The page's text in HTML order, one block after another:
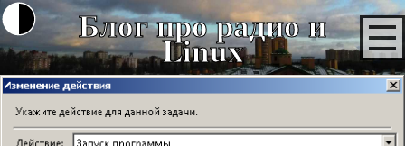
Блог про радио и
Linux